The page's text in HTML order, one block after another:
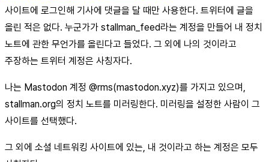
사이트에 로그인해 기사에 댓글을 달 때만 사용한다. 트위터에 글을
올린 적은 없다. 누군가가 stallman_feed라는 계정을 만들어 내 정치
노트에 관한 무언가를 올린다고 들었다. 그 외에 나의 것이라고
주장하는 트위터 계정은 사칭자다.
나는 Mastodon 계정 @rms(mastodon.xyz)를 가지고 있으며,
stallman.org의 정치 노트를 미러링한다. 미러링을 설정한 사람이 그
사이트를 선택했다.
그 외에 소셜 네트워킹 사이트에 있는, 내 것이라고 하는 계정은 모두